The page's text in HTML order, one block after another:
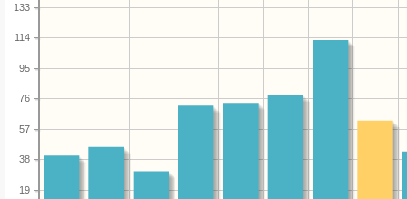
19
38
57
76
95
114
133